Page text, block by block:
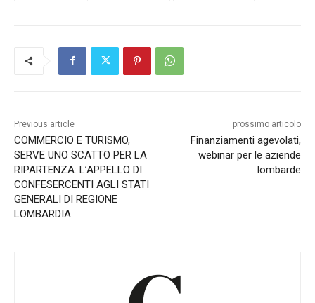
Previous article
COMMERCIO E TURISMO,
SERVE UNO SCATTO PER LA
RIPARTENZA: L’APPELLO DI
CONFESERCENTI AGLI STATI
GENERALI DI REGIONE
LOMBARDIA
prossimo articolo
Finanziamenti agevolati,
webinar per le aziende
lombarde